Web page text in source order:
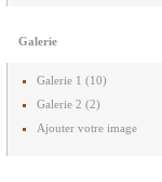
Galerie
Galerie 1 (10)
Galerie 2 (2)
Ajouter votre image